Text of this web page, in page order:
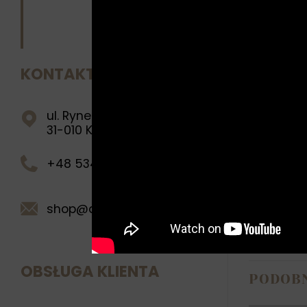
KONTAKT
ul. Rynek Główny 28
31-010 Kraków
+48 534 269 222
shop@queenman.pl
OBSŁUGA KLIENTA
O czym
Portret